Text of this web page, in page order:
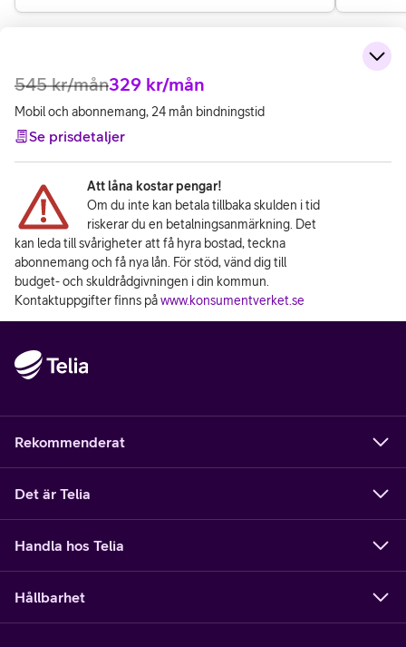
545 kr/mån329 kr/mån
Mobil och abonnemang, 24 mån bindningstid
Se prisdetaljer
Att låna kostar pengar!
Om du inte kan betala tillbaka skulden i tid
riskerar du en betalningsanmärkning. Det
kan leda till svårigheter att få hyra bostad, teckna
abonnemang och få nya lån. För stöd, vänd dig till
budget- och skuldrådgivningen i din kommun.
Kontaktuppgifter finns påwww.konsumentverket.se
Rekommenderat
Det är Telia
Handla hos Telia
Hållbarhet